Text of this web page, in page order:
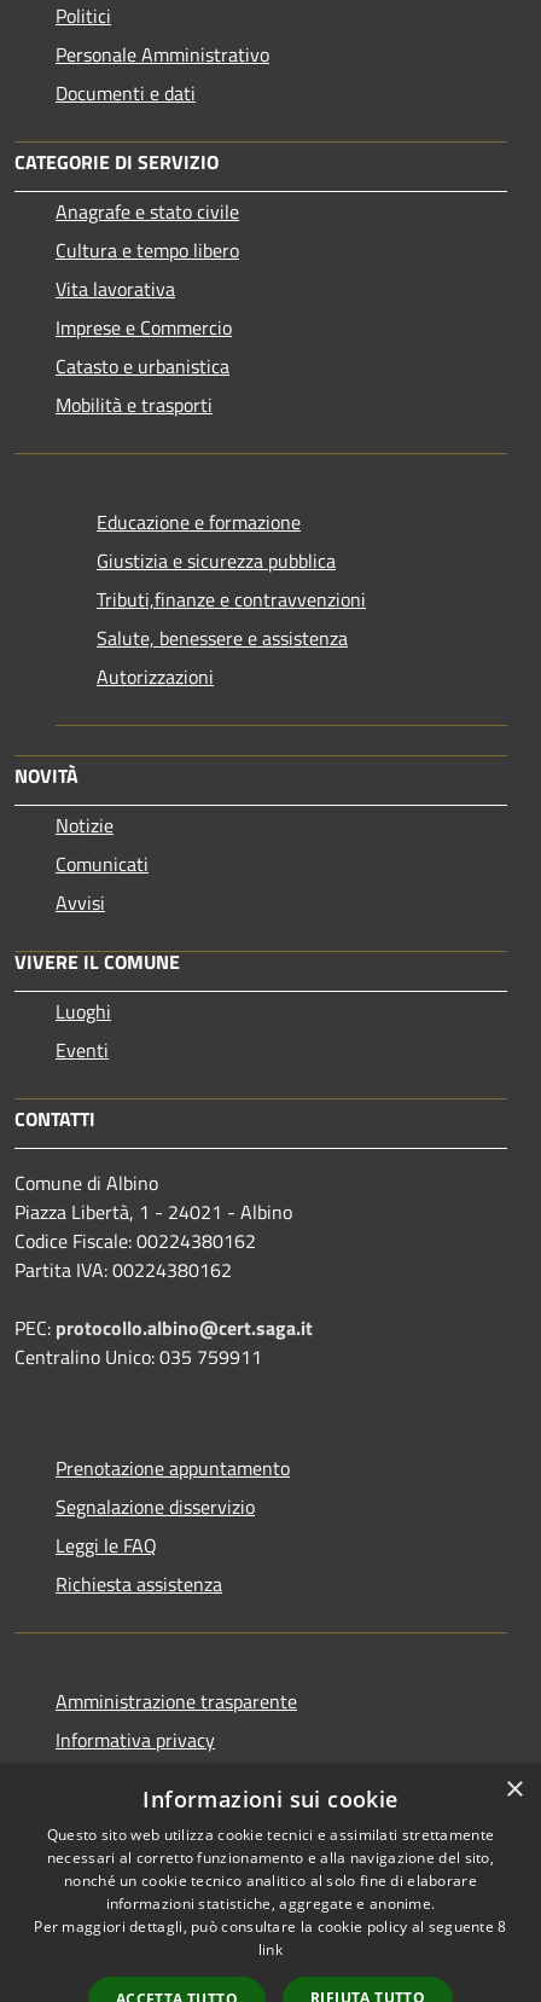
Politici
Personale Amministrativo
Documenti e dati
CATEGORIE DI SERVIZIO
Anagrafe e stato civile
Cultura e tempo libero
Vita lavorativa
Imprese e Commercio
Catasto e urbanistica
Mobilità e trasporti
Educazione e formazione
Giustizia e sicurezza pubblica
Tributi,finanze e contravvenzioni
Salute, benessere e assistenza
Autorizzazioni
NOVITÀ
Notizie
Comunicati
Avvisi
VIVERE IL COMUNE
Luoghi
Eventi
CONTATTI
Comune di Albino
Piazza Libertà, 1 - 24021 - Albino
Codice Fiscale: 00224380162
Partita IVA: 00224380162
PEC: protocollo.albino@cert.saga.it
Centralino Unico: 035 759911
Prenotazione appuntamento
Segnalazione disservizio
Leggi le FAQ
Richiesta assistenza
Amministrazione trasparente
Informativa privacy
Dichiarazione di accessibilità
RSS
Copyright © 2026 • Comune di
×
Informazioni sui cookie
Questo sito web utilizza cookie tecnici e assimilati strettamente
necessari al corretto funzionamento e alla navigazione del sito,
nonché un cookie tecnico analitico al solo fine di elaborare
informazioni statistiche, aggregate e anonime.
Per maggiori dettagli, può consultare la cookie policy al seguente8
link
RIFIUTA TUTTO